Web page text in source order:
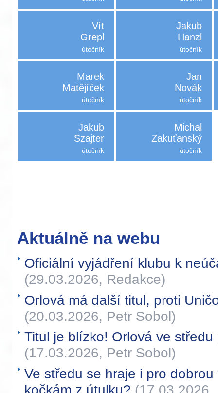
Vít
Grepl
útočník
Jakub
Hanzl
útočník
Marek
Matějíček
útočník
Jan
Novák
útočník
Jakub
Szajter
útočník
Michal
Zakuťanský
útočník
Aktuálně na webu
Oficiální vyjádření klubu k
(29.03.2026, Redakce)
Orlová má další titul, proti
(20.03.2026, Petr Sobol)
Titul je blízko! Orlová ve
(17.03.2026, Petr Sobol)
Ve středu se hraje i pro
kočkám z útulku? (17.03.2026,